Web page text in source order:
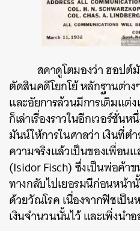
สคาดูโตมองว่า ฮอปต์มั
ตัดสินคดีโยกโย้ หลักฐานต่า
และอัยการล้วนมีการเติมแต่
ก็เล่าเรื่องราวในอีกเวอร์ชั่
มันน์ให้การในศาลว่า เงินที่ต
ความจริงแล้วเป็นของเพื่อน
(Isidor Fisch) ซึ่งเป็นพ่อค้า
ทางกลับไปเยอรมนีก่อนหน้า
ด้วยวัณโรค เนื่องจากฟิชเป็น
เงินจำนวนนั้นไว้ และเพิ่งนำ